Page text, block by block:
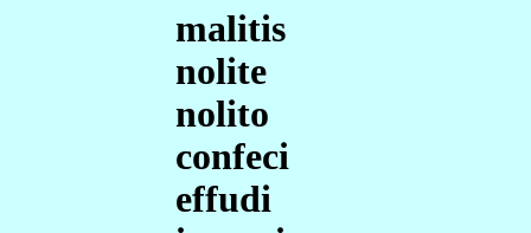
malitis
nolite
nolito
confeci
effudi